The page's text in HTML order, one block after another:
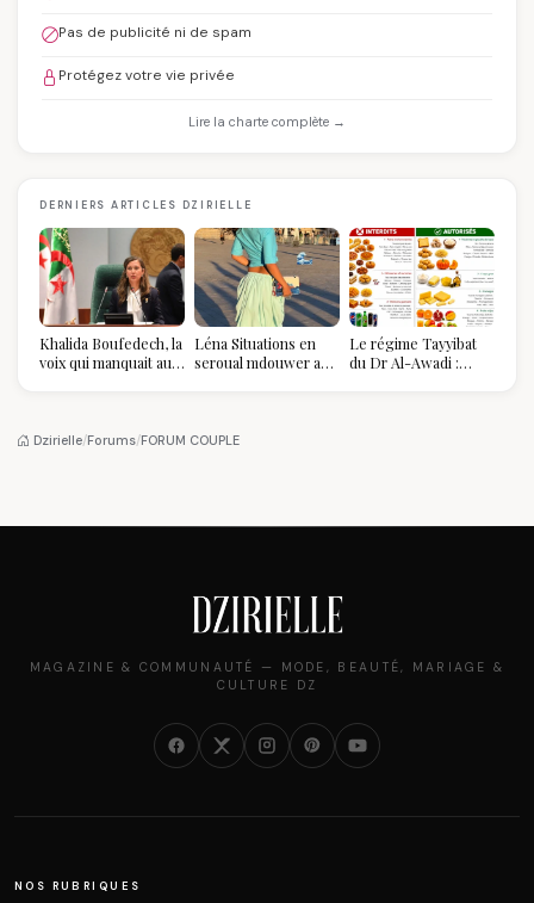
Pas de publicité ni de spam
Protégez votre vie privée
Lire la charte complète →
DERNIERS ARTICLES DZIRIELLE
Khalida Boufedech, la
voix qui manquait au
Léna Situations en
seroual mdouwer au
pièce mode de l'été
Le régime Tayyibat
du Dr Al-Awadi :
Dzirielle/Forums/FORUM COUPLE
MAGAZINE & COMMUNAUTÉ — MODE, BEAUTÉ, MARIAGE &
CULTURE DZ
NOS RUBRIQUES